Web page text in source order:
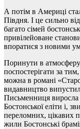
А потім в Америці
Півдня. І це сильно
багато сімей
привілейоване
впоратися з новими
Поринути в атмосферу
поспостерігати за
можна в романі
видавництво
Письменниця виросла
Бостонської еліти і,
переломних, цікавих
жили Бостонські